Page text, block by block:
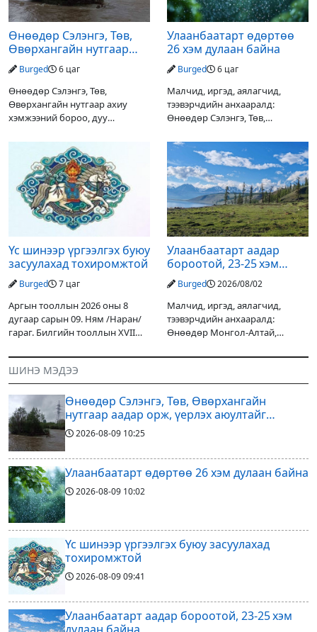
Өнөөдөр Сэлэнгэ, Төв,
Өвөрхангайн нутгаар
аадар орж, үерлэх
аюултайг анхааруулав
Burged 6 цаг
Өнөөдөр Сэлэнгэ, Төв,
Өвөрхангайн нутгаар ахиу
хэмжээний бороо, дуу
голын усны түвшин нэмэгдэх,
нөөлөг салхи, мөндөр, аянга
цахилгаан, үерийн аюулаас
сэрэмжлэхийг
Улаанбаатарт өдөртөө
26 хэм дулаан байна
Burged 6 цаг
Малчид, иргэд, аялагчид,
тээвэрчдийн анхааралд:
Өнөөдөр Сэлэнгэ, Төв,
хэмжээний бороо, дуу
цахилгаантай аадар бороо
орох тул голын усны түвшин
нэмэгдэх, нөөлөг салхи,
Үс шинээр үргээлгэх буюу
засуулахад тохиромжтой
Burged 7 цаг
Аргын тооллын 2026 оны 8
дугаар сарын 09. Ням /Наран/
гараг. Билгийн тооллын XVII
гал Морин жилийн Зуны адаг
хөхөгчин хонь сарын шинийн
19, Адъяа /Наран/
Улаанбаатарт аадар
бороотой, 23-25 хэм
дулаан байна
Burged 2026/08/02
Малчид, иргэд, аялагчид,
тээвэрчдийн анхааралд:
Өнөөдөр Монгол-Алтай,
уулархаг нутгаар бороо, дуу
орох тул голуудын усны
түвшин нэмэгдэх, нөөлөг
ШИНЭ МЭДЭЭ
Өнөөдөр Сэлэнгэ, Төв, Өвөрхангайн
нутгаар аадар орж, үерлэх аюултайг
анхааруулав
2026-08-09 10:25
Улаанбаатарт өдөртөө 26 хэм дулаан байна
2026-08-09 10:02
Үс шинээр үргээлгэх буюу засуулахад
тохиромжтой
2026-08-0909:41
Улаанбаатарт аадар бороотой, 23-25 хэм